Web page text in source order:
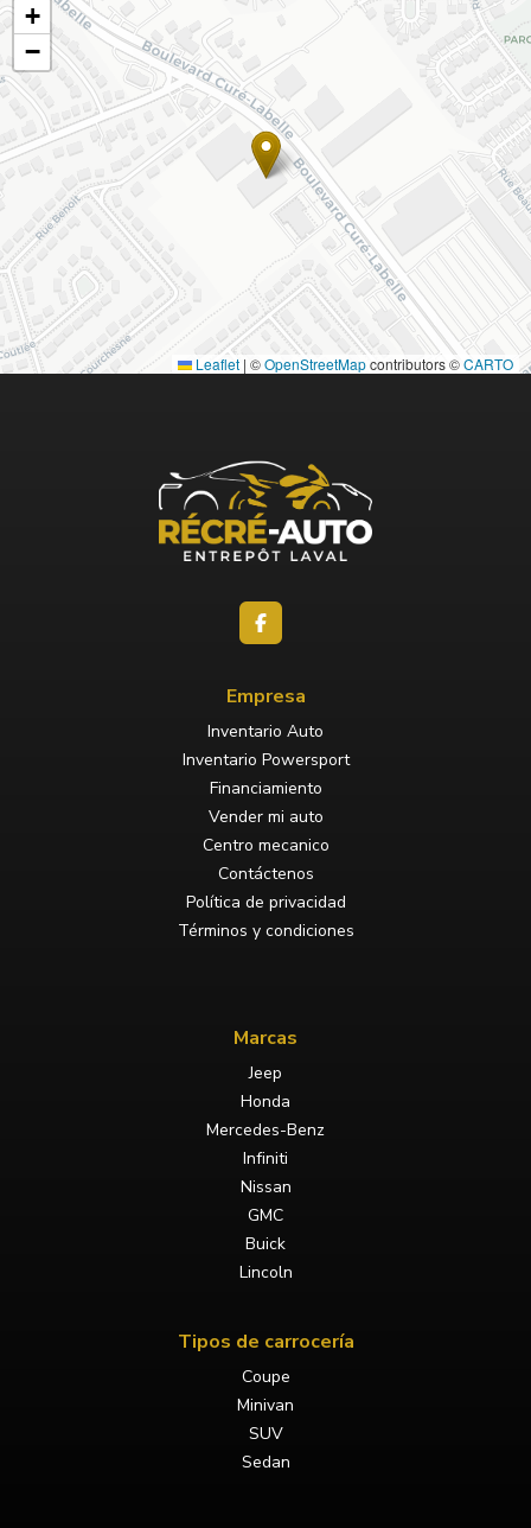
+
−
Leaflet | ©OpenStreetMapcontributors ©CARTO
Empresa
Inventario Auto
Inventario Powersport
Financiamiento
Vender mi auto
Centro mecanico
Contáctenos
Política de privacidad
Términos y condiciones
Marcas
Jeep
Honda
Mercedes-Benz
Infiniti
Nissan
GMC
Buick
Lincoln
Tipos de carrocería
Coupe
Minivan
SUV
Sedan